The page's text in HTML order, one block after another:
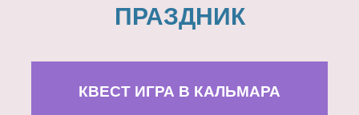
ПРАЗДНИК
КВЕСТ ИГРА В КАЛЬМАРА